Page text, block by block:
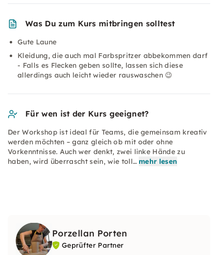
Was Du zum Kurs mitbringen solltest
Gute Laune
Kleidung, die auch mal Farbspritzer abbekommen darf
- Falls es Flecken geben sollte, lassen sich diese
allerdings auch leicht wieder rauswaschen 😉
Für wen ist der Kurs geeignet?
Der Workshop ist ideal für Teams, die gemeinsam kreativ
werden möchten – ganz gleich ob mit oder ohne
Vorkenntnisse. Auch wer denkt, zwei linke Hände zu
haben, wird überrascht sein, wie toll… mehr lesen
Porzellan Porten
Geprüfter Partner